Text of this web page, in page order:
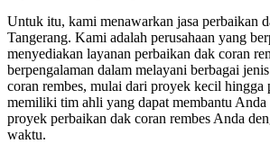
Untuk itu, kami menawarkan jasa perbaikan
Tangerang. Kami adalah perusahaan yang
menyediakan layanan perbaikan dak coran
berpengalaman dalam melayani berbagai
coran rembes, mulai dari proyek kecil hingga
memiliki tim ahli yang dapat membantu Anda
proyek perbaikan dak coran rembes Anda
waktu.